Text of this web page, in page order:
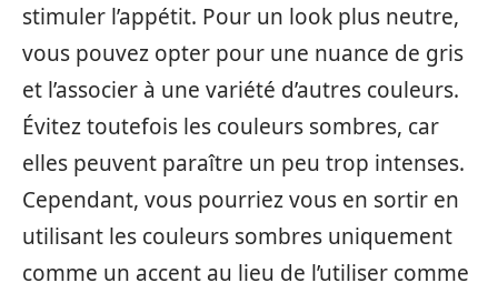
stimuler l’appétit. Pour un look plus neutre,
vous pouvez opter pour une nuance de gris
et l’associer à une variété d’autres couleurs.
Évitez toutefois les couleurs sombres, car
elles peuvent paraître un peu trop intenses.
Cependant, vous pourriez vous en sortir en
utilisant les couleurs sombres uniquement
comme un accent au lieu de l’utiliser comme